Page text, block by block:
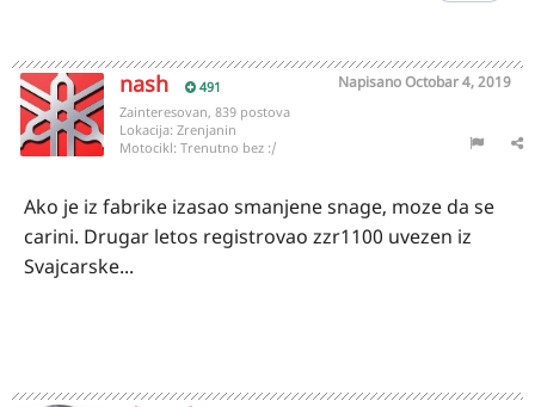
nash 491 NapisanoOctobar 4, 2019
Zainteresovan, 839 postova
Lokacija: Zrenjanin
Motocikl: Trenutno bez :/
Ako je iz fabrike izasao smanjene snage, moze da se
carini. Drugar letos registrovao zzr1100 uvezen iz
Svajcarske...